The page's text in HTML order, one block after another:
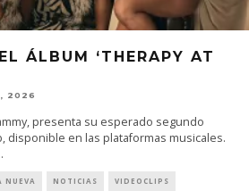
ÁLBUM ‘THERAPY AT
2026
presenta su esperado segundo
disponible en las plataformas musicales.
NUEVA NOTICIAS VIDEOCLIPS